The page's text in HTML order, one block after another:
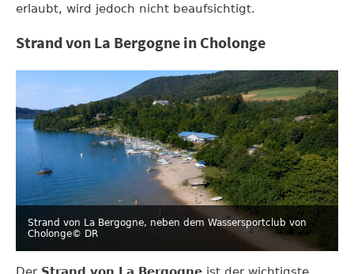
erlaubt, wird jedoch nicht beaufsichtigt.
Strand von La Bergogne in Cholonge
Strand von La Bergogne, neben dem Wassersportclub von
Cholonge© DR